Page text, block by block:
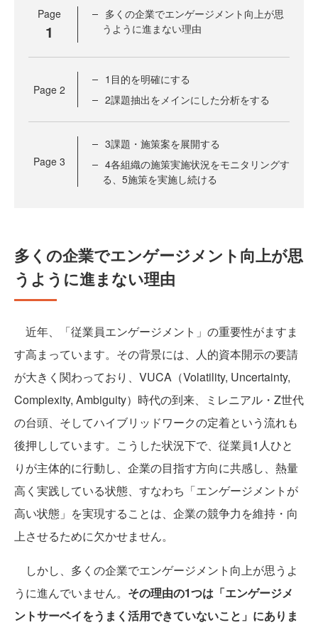
Page
1
多くの企業でエンゲージメント向上が思
うように進まない理由
Page 2
1目的を明確にする
2課題抽出をメインにした分析をする
Page 3
3課題・施策案を展開する
4各組織の施策実施状況をモニタリングす
る、5施策を実施し続ける
多くの企業でエンゲージメント向上が思
うように進まない理由
近年、「従業員エンゲージメント」の重要性がますま
す高まっています。その背景には、人的資本開示の要請
が大きく関わっており、VUCA（Volatility, Uncertainty,
Complexity, Ambiguity）時代の到来、ミレニアル・Z世代
の台頭、そしてハイブリッドワークの定着という流れも
後押ししています。こうした状況下で、従業員1人ひと
りが主体的に行動し、企業の目指す方向に共感し、熱量
高く実践している状態、すなわち「エンゲージメントが
高い状態」を実現することは、企業の競争力を維持・向
上させるために欠かせません。
しかし、多くの企業でエンゲージメント向上が思うよ
うに進んでいません。 その理由の1つは「エンゲージメ
ントサーベイをうまく活用できていないこと」にありま